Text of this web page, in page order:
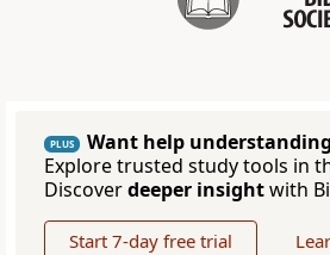
PLUS
Want help
Explore trusted study tools in
Discoverdeeper insightwith
Start 7-day free trial